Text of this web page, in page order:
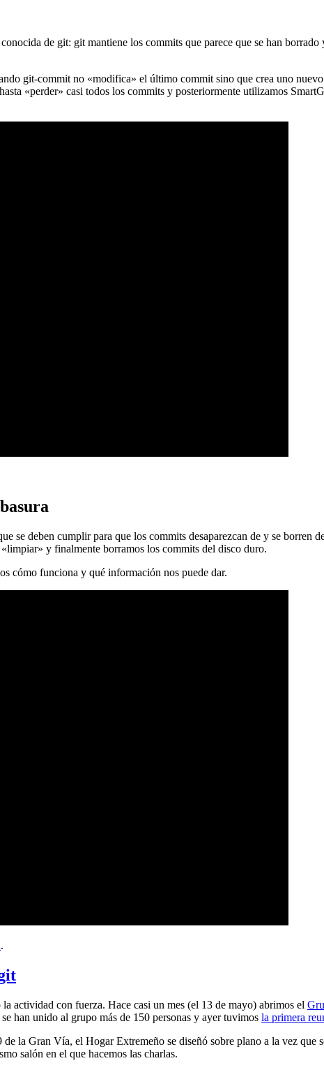
de git: git mantiene los commits que parece que se han
git-commit no «modifica» el último commit sino que crea uno
«perder» casi todos los commits y posteriormente utilizamos
se deben cumplir para que los commits desaparezcan de y se
y finalmente borramos los commits del disco duro.
cómo funciona y qué información nos puede dar.
.
actividad con fuerza. Hace casi un mes (el 13 de mayo) abrimos el
han unido al grupo más de 150 personas y ayer tuvimos la primera
la Gran Vía, el Hogar Extremeño se diseñó sobre plano a la vez
salón en el que hacemos las charlas.